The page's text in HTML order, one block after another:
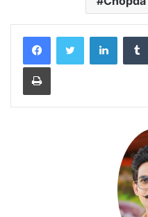
Print